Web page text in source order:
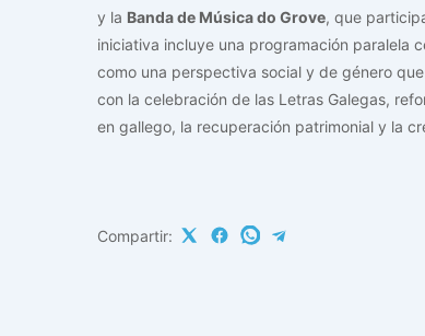
y la Banda de Música do Grove, que
iniciativa incluye una programación paralela
como una perspectiva social y de género
con la celebración de las Letras Galegas,
en gallego, la recuperación patrimonial y la
Compartir: